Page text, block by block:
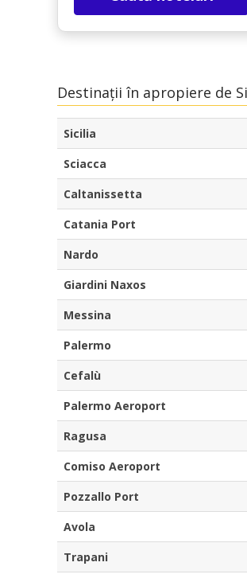
Destinații în apropiere de
Sicilia
Sciacca
Caltanissetta
Catania Port
Nardo
Giardini Naxos
Messina
Palermo
Cefalù
Palermo Aeroport
Ragusa
Comiso Aeroport
Pozzallo Port
Avola
Trapani